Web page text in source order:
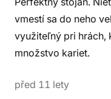
vmestí sa do neho
využiteľný pri hrách,
množstvo kariet.
před 11 lety